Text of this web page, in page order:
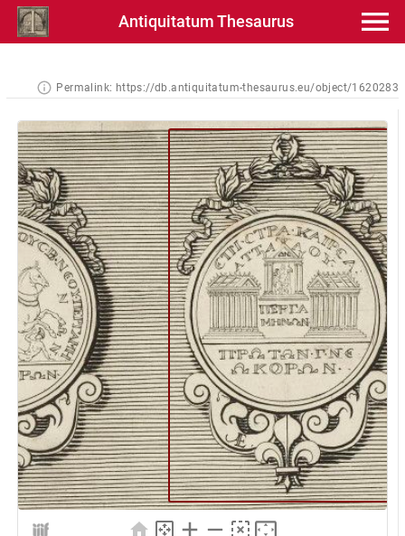
Antiquitatum Thesaurus
Permalink: https://db.antiquitatum-thesaurus.eu/object/1620283